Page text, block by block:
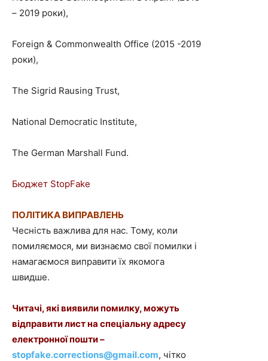
– 2019 роки),
Foreign & Commonwealth Office (2015 -2019
роки),
The Sigrid Rausing Trust,
National Democratic Institute,
The German Marshall Fund.
Бюджет StopFake
ПОЛІТИКА ВИПРАВЛЕНЬ
Чесність важлива для нас. Тому, коли
помиляємося, ми визнаємо свої помилки і
намагаємося виправити їх якомога
швидше.
Читачі, які виявили помилку, можуть
відправити лист на спеціальну адресу
електронної пошти –
stopfake.corrections@gmail.com, чітко